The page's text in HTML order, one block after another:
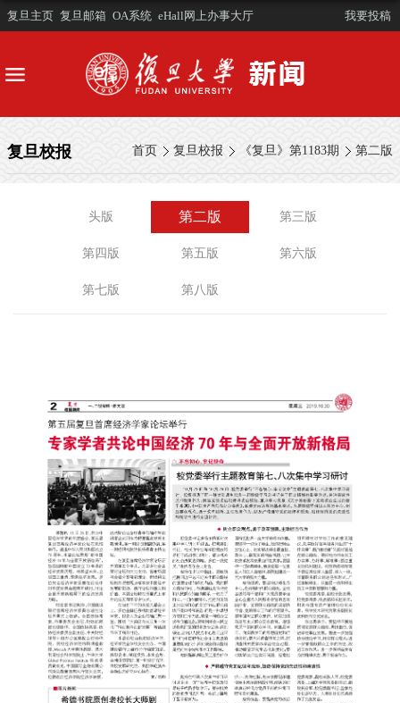
复旦主页 复旦邮箱 OA系统 eHall网上办事大厅 我要投稿
首页 复旦校报 《复旦》第1183期 第二版
复旦校报
头版 第二版 第三版
第四版 第五版 第六版
第七版 第八版